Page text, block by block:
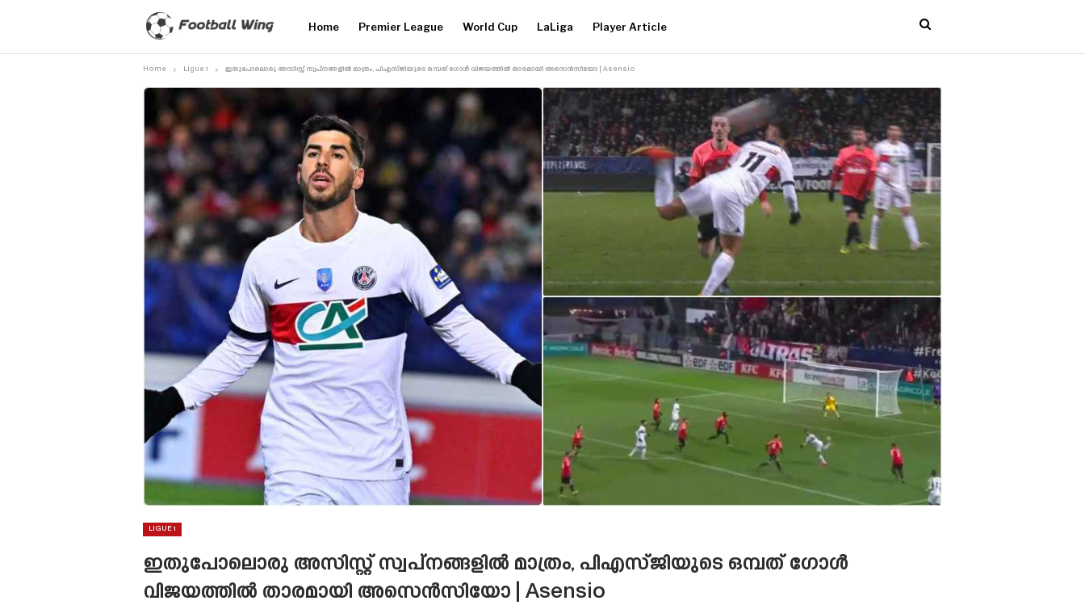
Home Premier League World Cup LaLiga Player Article
Home Ligue 1 ഇതുപോലൊരു അസിസ്റ്റ് സ്വപ്‌നങ്ങളിൽ മാത്രം, പിഎസ്‌ജിയുടെ ഒമ്പത് ഗോൾ വിജയത്തിൽ താരമായി അസെൻസിയോ | Asensio
LIGUE 1
ഇതുപോലൊരു അസിസ്റ്റ് സ്വപ്‌നങ്ങളിൽ മാത്രം, പിഎസ്‌ജിയുടെ ഒമ്പത് ഗോൾ
വിജയത്തിൽ താരമായി അസെൻസിയോ | Asensio